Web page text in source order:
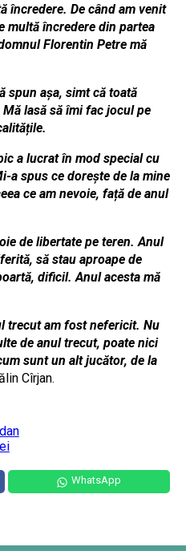
încredere. De când am venit
multă încredere din partea
Florentin Petre mă
spun așa, simt că toată
lasă să îmi fac jocul pe
a lucrat în mod special cu
a spus ce dorește de la mine
ce am nevoie, față de anul
de libertate pe teren. Anul
să stau aproape de
dificil. Anul acesta mă
trecut am fost nefericit. Nu
de anul trecut, poate nici
sunt un alt jucător, de la
Cîrjan.
WhatsApp